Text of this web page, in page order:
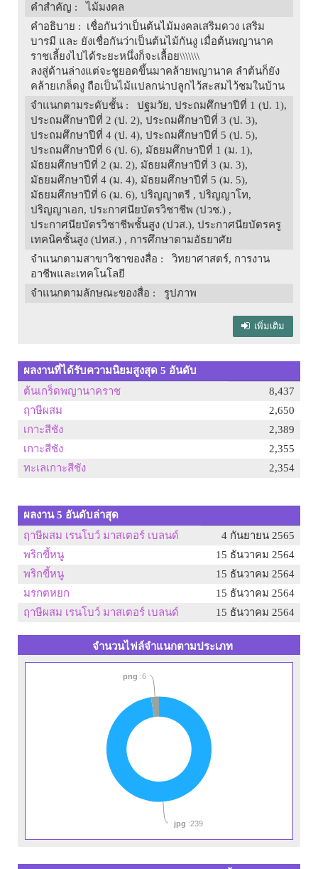
คำสำคัญ : ไม้มงคล
คำอธิบาย : เชื่อกันว่าเป็นต้นไม้มงคลเสริมดวง เสริม
บารมี และ ยังเชื่อกันว่าเป็นต้นไม้กันงู เมื่อต้นพญานาค
ราชเลี้ยงไปได้ระยะหนึ่งก็จะเลื้อย\\\\\\\
ลงสู่ด้านล่างแต่จะชูยอดขึ้นมาคล้ายพญานาค ลำต้นก็ยัง
คล้ายเกล็ดงู ถือเป็นไม้แปลกน่าปลูกไว้สะสมไว้ชมในบ้าน
จำแนกตามระดับชั้น : ปฐมวัย, ประถมศึกษาปีที่ 1 (ป. 1),
ประถมศึกษาปีที่ 2 (ป. 2), ประถมศึกษาปีที่ 3 (ป. 3),
ประถมศึกษาปีที่ 4 (ป. 4), ประถมศึกษาปีที่ 5 (ป. 5),
ประถมศึกษาปีที่ 6 (ป. 6), มัธยมศึกษาปีที่ 1 (ม. 1),
มัธยมศึกษาปีที่ 2 (ม. 2), มัธยมศึกษาปีที่ 3 (ม. 3),
มัธยมศึกษาปีที่ 4 (ม. 4), มัธยมศึกษาปีที่ 5 (ม. 5),
มัธยมศึกษาปีที่ 6 (ม. 6), ปริญญาตรี , ปริญญาโท,
ปริญญาเอก, ประกาศนียบัตรวิชาชีพ (ปวช.) ,
ประกาศนียบัตรวิชาชีพชั้นสูง (ปวส.), ประกาศนียบัตรครู
เทคนิคชั้นสูง (ปทส.) , การศึกษาตามอัธยาศัย
จำแนกตามสาขาวิชาของสื่อ : วิทยาศาสตร์, การงาน
อาชีพและเทคโนโลยี
จำแนกตามลักษณะของสื่อ : รูปภาพ
เพิ่มเติม
ผลงานที่ได้รับความนิยมสูงสุด 5 อันดับ
ต้นเกร็ดพญานาคราช
8,437
ฤาษีผสม
2,650
เกาะสีชัง
2,389
เกาะสีชัง
2,355
ทะเลเกาะสีชัง
2,354
ผลงาน 5 อันดับล่าสุด
ฤาษีผสม เรนโบว์ มาสเตอร์ เบลนด์
4 กันยายน 2565
พริกขี้หนู
15 ธันวาคม 2564
พริกขี้หนู
15 ธันวาคม 2564
มรกตหยก
15 ธันวาคม 2564
ฤาษีผสม เรนโบว์ มาสเตอร์ เบลนด์
15 ธันวาคม 2564
จำนวนไฟล์จำแนกตามประเภท
jpg :239
png :6